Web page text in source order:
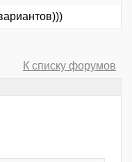
К списку форумов